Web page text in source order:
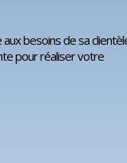
besoins de sa
pour réaliser votre